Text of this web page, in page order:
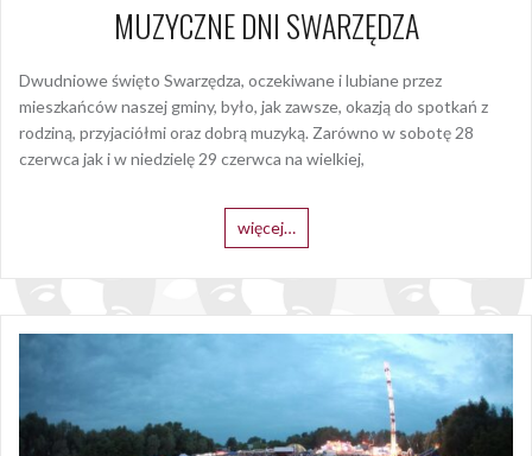
MUZYCZNE DNI SWARZĘDZA
Dwudniowe święto Swarzędza, oczekiwane i lubiane przez
mieszkańców naszej gminy, było, jak zawsze, okazją do spotkań z
rodziną, przyjaciółmi oraz dobrą muzyką. Zarówno w sobotę 28
czerwca jak i w niedzielę 29 czerwca na wielkiej,
więcej…